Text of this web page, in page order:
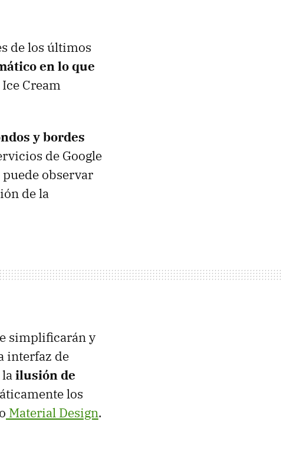
de los últimos
en lo que
Cream
y bordes
de Google
puede observar
de la
simplificarán y
interfaz de
ilusión de
los
Material Design.